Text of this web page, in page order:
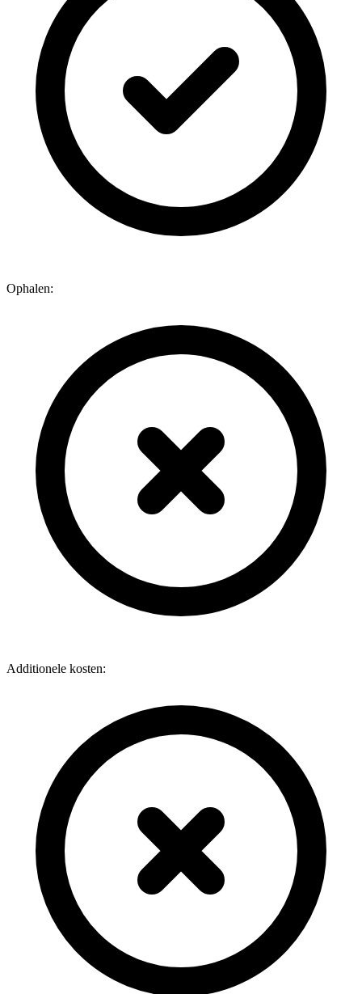
Ophalen:
Additionele kosten: